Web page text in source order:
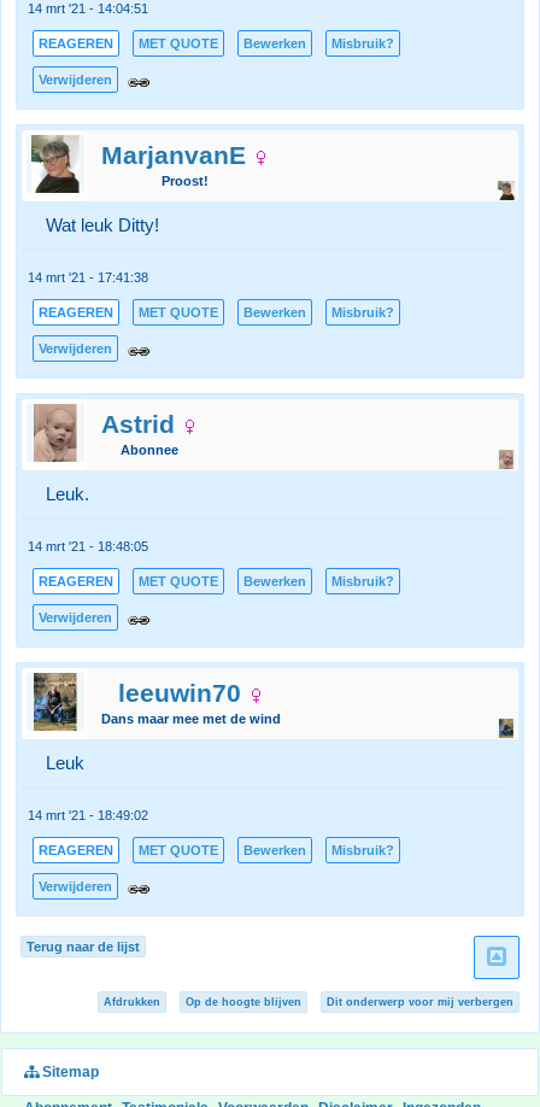
14 mrt '21 - 14:04:51
REAGEREN MET QUOTE Bewerken Misbruik?
Verwijderen
MarjanvanE
Proost!
Wat leuk Ditty!
14 mrt '21 - 17:41:38
REAGEREN MET QUOTE Bewerken Misbruik?
Verwijderen
Astrid
Abonnee
Leuk.
14 mrt '21 - 18:48:05
REAGEREN MET QUOTE Bewerken Misbruik?
Verwijderen
leeuwin70
Dans maar mee met de wind
Leuk
14 mrt '21 - 18:49:02
REAGEREN MET QUOTE Bewerken Misbruik?
Verwijderen
Terug naar de lijst
Afdrukken Op de hoogte blijven Dit onderwerp voor mij verbergen
Sitemap